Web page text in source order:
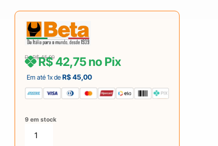
DeR$45,00
Em até 1x deR$45,00
R$42,75 no Pix
9 em stock